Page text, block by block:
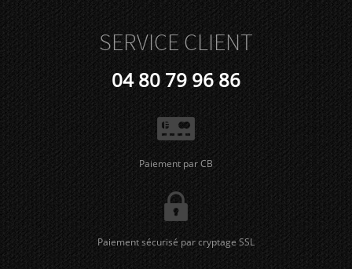
SERVICE CLIENT
04 80 79 96 86
Paiement par CB
Paiement sécurisé par cryptage SSL